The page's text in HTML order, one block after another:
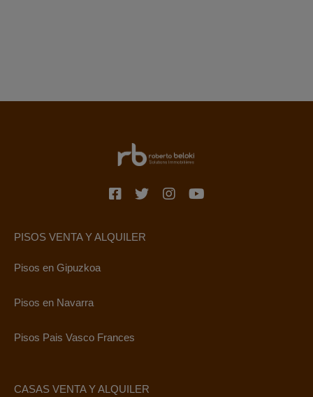
PISOS VENTA Y ALQUILER
Pisos en Gipuzkoa
Pisos en Navarra
Pisos Pais Vasco Frances
CASAS VENTA Y ALQUILER